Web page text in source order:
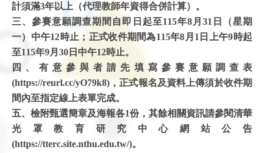
計須滿3年以上（代理教師年資得合併計算）。
三、參賽意願調查期間自即日起至115年8月31日（星期
一）中午12時止；正式收件期間為115年8月1日上午9時起
至115年9月30日中午12時止。
四、有意參與者請先填寫參賽意願調查表
(https://reurl.cc/yO79k8)，正式報名及資料上傳須於收件期
間內至指定線上表單完成。
五、檢附甄選簡章及海報各1份，其餘相關資訊請參閱清華
光罩教育研究中心網站公告
(https://tterc.site.nthu.edu.tw/)。